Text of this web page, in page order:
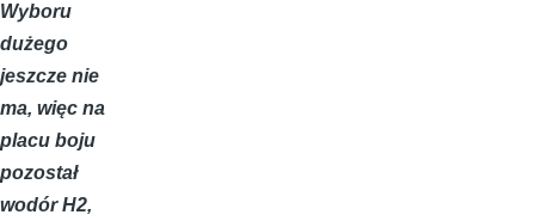
Wyboru
dużego
jeszcze nie
ma, więc na
placu boju
pozostał
wodór H2,